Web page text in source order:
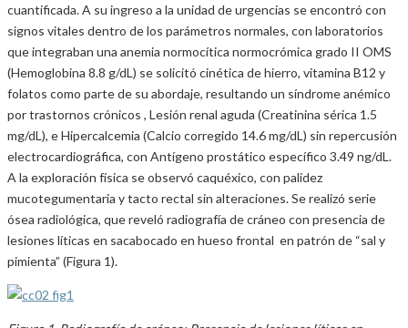
cuantificada. A su ingreso a la unidad de urgencias se encontró con
signos vitales dentro de los parámetros normales, con laboratorios
que integraban una anemia normocítica normocrómica grado II OMS
(Hemoglobina 8.8 g/dL) se solicitó cinética de hierro, vitamina B12 y
folatos como parte de su abordaje, resultando un síndrome anémico
por trastornos crónicos , Lesión renal aguda (Creatinina sérica 1.5
mg/dL), e Hipercalcemia (Calcio corregido 14.6 mg/dL) sin repercusión
electrocardiográfica, con Antígeno prostático específico 3.49 ng/dL.
A la exploración física se observó caquéxico, con palidez
mucotegumentaria y tacto rectal sin alteraciones. Se realizó serie
ósea radiológica, que reveló radiografía de cráneo con presencia de
lesiones líticas en sacabocado en hueso frontal en patrón de “sal y
pimienta” (Figura 1).